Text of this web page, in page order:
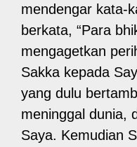
mendengar kata-
berkata, “Para
mengagetkan
Sakka kepada
yang dulu
meninggal dunia,
Saya. Kemudian